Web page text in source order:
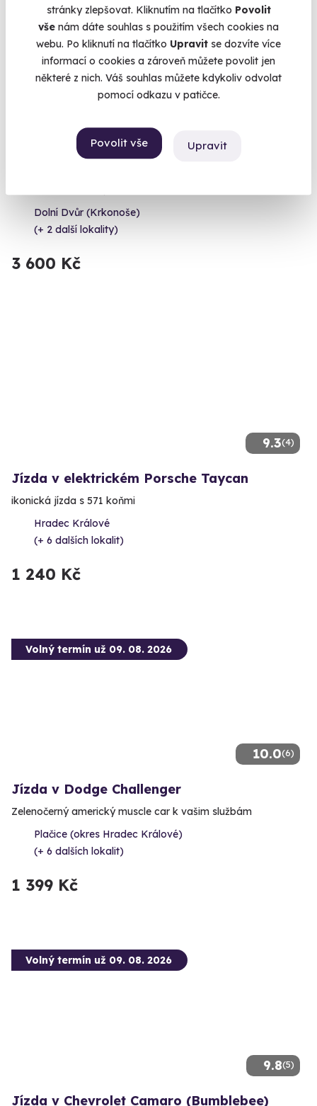
stránky zlepšovat. Kliknutím na tlačítko Povolit
vše nám dáte souhlas s použitím všech cookies na
webu. Po kliknutí na tlačítko Upravit se dozvíte více
informací o cookies a zároveň můžete povolit jen
některé z nich. Váš souhlas můžete kdykoliv odvolat
pomocí odkazu v patičce.
Povolit vše Upravit
Dolní Dvůr (Krkonoše)
(+ 2 další lokality)
3 600 Kč
9.3(4)
Jízda v elektrickém Porsche Taycan
ikonická jízda s 571 koňmi
Hradec Králové
(+ 6 dalších lokalit)
1 240 Kč
10.0(6)
Volný termín už 09. 08. 2026
Jízda v Dodge Challenger
Zelenočerný americký muscle car k vašim službám
Plačice (okres Hradec Králové)
(+ 6 dalších lokalit)
1 399 Kč
9.8(5)
Volný termín už 09. 08. 2026
Jízda v Chevrolet Camaro (Bumblebee)